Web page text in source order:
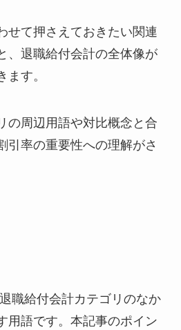
せて押さえておきたい関連
、退職給付会計の全体像が
ます。
の周辺用語や対比概念と合
引率の重要性への理解がさ
職給付会計カテゴリのなか
用語です。本記事のポイン